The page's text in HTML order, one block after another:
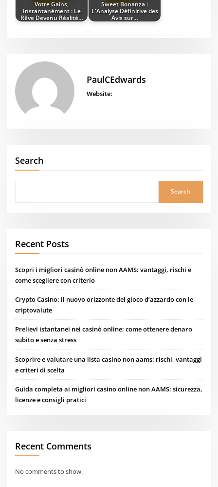
Votre Gains,
Instantanément : Le
Rêve Devenu Réalité…
Sweet Bonanza :
L'Analyse Définitive des
Avis sur…
PaulCEdwards
Website:
Search
Search
Recent Posts
Scopri i migliori casinò online non AAMS: vantaggi, rischi e
come scegliere con criterio
Crypto Casino: il nuovo orizzonte del gioco d’azzardo con le
criptovalute
Prelievi istantanei nei casinò online: come ottenere denaro
subito e senza stress
Scoprire e valutare una lista casino non aams: rischi, vantaggi
e criteri di scelta
Guida completa ai migliori casino online non AAMS: sicurezza,
licenze e consigli pratici
Recent Comments
No comments to show.